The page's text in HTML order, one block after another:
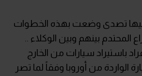
خليها تصدى وضعت بهذه الخطوات
المحتدم بينهم وبين الوكلاء ..
باستيراد سيارات من الخارج
الواردة من أوروبا وفقاً لما تصر